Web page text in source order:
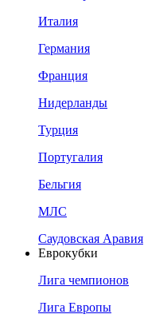
Италия
Германия
Франция
Нидерланды
Турция
Португалия
Бельгия
МЛС
Саудовская Аравия
Еврокубки
Лига чемпионов
Лига Европы